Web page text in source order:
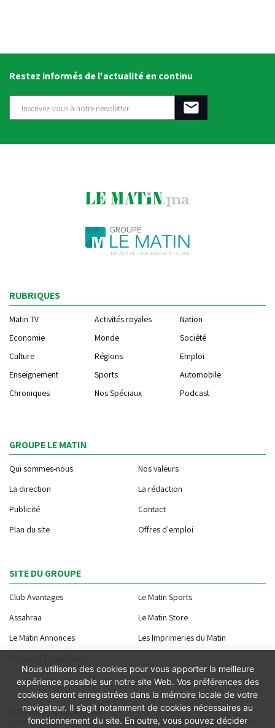
Restez informés de l'actualité en continu
RUBRIQUES
Matin TV Activités royales
Nation
Economie
Monde
Société
Culture
Régions
Emploi
Enseignement
Sports
Automobile
Chroniques
Nos Spéciaux Podcast
GROUPE LE MATIN
Qui sommes-nous
Nos valeurs
La direction
La rédaction
Publicité
Contact
Plan du site
Offres d'emploi
SITE DU GROUPE
Club Avantages
Le Matin Sports
Assahraa
Le Matin Store
Le Matin Annonces
Les Imprimeries du Matin
NOTRE APPLICATION
Nous utilisons des cookies pour vous apporter la meilleure
expérience possible sur notre site Web. Vos préférences des
cookies seront enregistrées dans la mémoire locale de votre
navigateur. Il s’agit notamment de cookies nécessaires au
fonctionnement du site. En outre, vous pouvez décider